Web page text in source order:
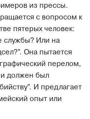
из прессы.
с вопросом к
пятерых человек:
службы? Или на
Она пытается
перелом,
должен был
И предлагает
опыт или